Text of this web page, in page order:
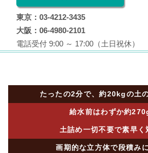
東京：03-4212-3435
大阪：06-4980-2101
電話受付 9:00 ～ 17:00（土日祝休）
たったの2分で、約20kgの土
給水前はわずか約
土詰め一切不要で素早く
画期的な立方体で段積み